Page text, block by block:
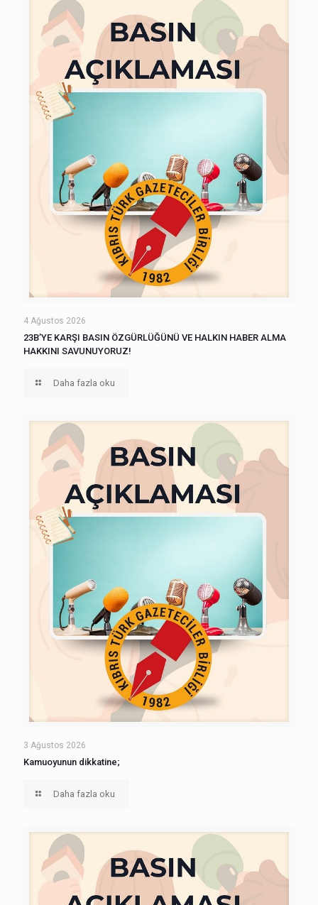
4 Ağustos 2026
23B’YE KARŞI BASIN ÖZGÜRLÜĞÜNÜ VE HALKIN HABER ALMA
HAKKINI SAVUNUYORUZ!
Daha fazla oku
3 Ağustos 2026
Kamuoyunun dikkatine;
Daha fazla oku